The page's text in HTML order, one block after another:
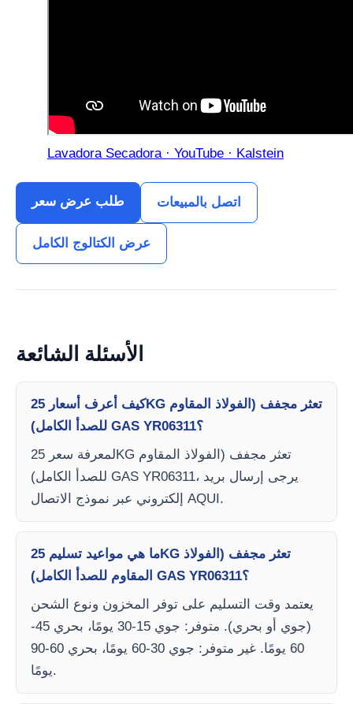
Lavadora Secadora · YouTube · Kalstein
طلب عرض سعر اتصل بالمبيعات
عرض الكتالوج الكامل
الأسئلة الشائعة
كيف أعرف أسعار 25KG تعثر مجفف (الفولاذ المقاوم
للصدأ الكامل) GAS YR06311؟
لمعرفة سعر 25KG تعثر مجفف (الفولاذ المقاوم
للصدأ الكامل) GAS YR06311، يرجى إرسال بريد
إلكتروني عبر نموذج الاتصال AQUI.
ما هي مواعيد تسليم 25KG تعثر مجفف (الفولاذ
المقاوم للصدأ الكامل) GAS YR06311؟
يعتمد وقت التسليم على توفر المخزون ونوع الشحن
(جوي أو بحري). متوفر: جوي 15-30 يومًا، بحري 45-
60 يومًا. غير متوفر: جوي 30-60 يومًا، بحري 60-90
يومًا.